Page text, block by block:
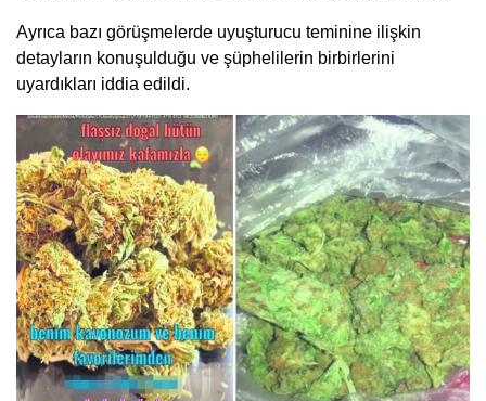
Ayrıca bazı görüşmelerde uyuşturucu teminine ilişkin
detayların konuşulduğu ve şüphelilerin birbirlerini
uyardıkları iddia edildi.